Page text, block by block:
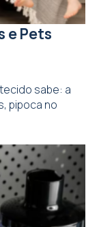
Pets
sabe: a
no